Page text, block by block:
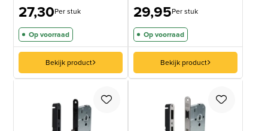
27,30Per stuk
Op voorraad
Bekijk product
29,95Per stuk
Op voorraad
Bekijk product